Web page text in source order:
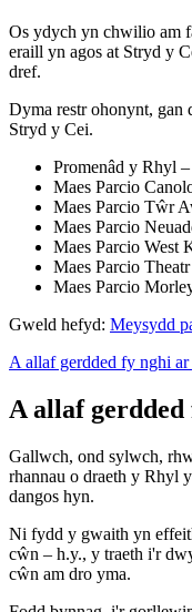
Os ydych yn chwilio am
eraill yn agos at Stryd y
dref.
Dyma restr ohonynt, gan
Stryd y Cei.
Promenâd y Rhyl
Maes Parcio
Maes Parcio Tŵr
Maes Parcio
Maes Parcio West
Maes Parcio
Maes Parcio
Gweld hefyd: Meysydd
A allaf gerdded fy nghi
A allaf
Gallwch, ond sylwch,
rhannau o draeth y Rhyl
dangos hyn.
Ni fydd y gwaith yn
cŵn – h.y., y traeth i'r
cŵn am dro yma.